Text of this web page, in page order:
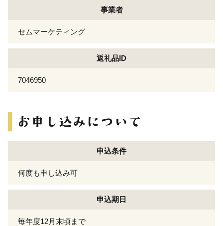
事業者
セムマーケティング
返礼品ID
7046950
申込条件
何度も申し込み可
申込期日
毎年度12月末頃まで